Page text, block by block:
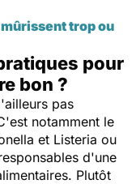
trop ou
pour
bon ?
pas
notamment le
et Listeria ou
d'une
Plutôt